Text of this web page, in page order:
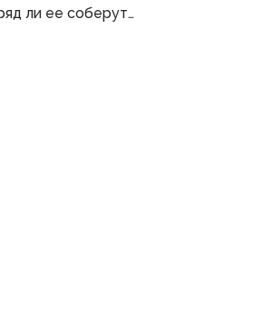
ли ее соберут…